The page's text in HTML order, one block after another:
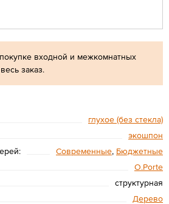
входной и межкомнатных
заказ.
глухое (без стекла)
экошпон
Современные, Бюджетные
O.Porte
структурная
Дерево